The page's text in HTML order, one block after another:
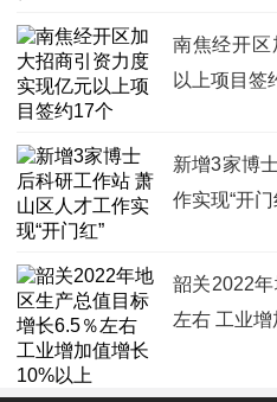
南焦经开区
以上项目签
新增3家博
作实现“开门
韶关2022
左右 工业